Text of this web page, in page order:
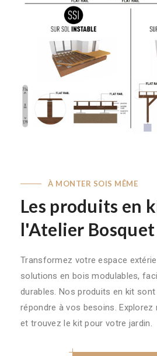
À MONTER SOIS MÊME
Les produits en
l'Atelier Bosquet
Transformez votre espace
solutions en bois modulables,
durables. Nos produits en kit
répondre à vos besoins. Explorez
et trouvez le kit pour votre jardin.